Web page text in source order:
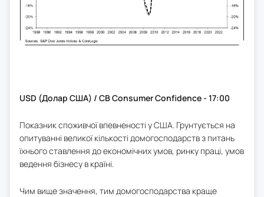
USD (Долар США) / CB Consumer Confidence - 17:00
Показник споживчої впевненості у США. Грунтується на
опитуванні великої кількості домогосподарств з питань
їхнього ставлення до економічних умов, ринку праці, умов
ведення бізнесу в країні.
Чим вище значення, тим домогосподарства краще